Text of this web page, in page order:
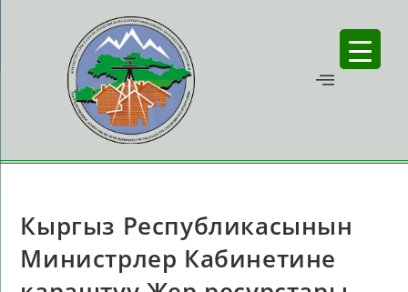
Кыргыз Республикасынын
Министрлер Кабинетине